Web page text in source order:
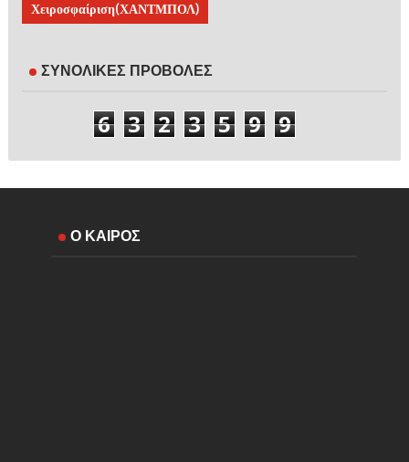
Χειροσφαίριση(ΧΑΝΤΜΠΟΛ)
ΣΥΝΟΛΙΚΕΣ ΠΡΟΒΟΛΕΣ
6 3 2 3 5 9 9
Ο ΚΑΙΡΟΣ